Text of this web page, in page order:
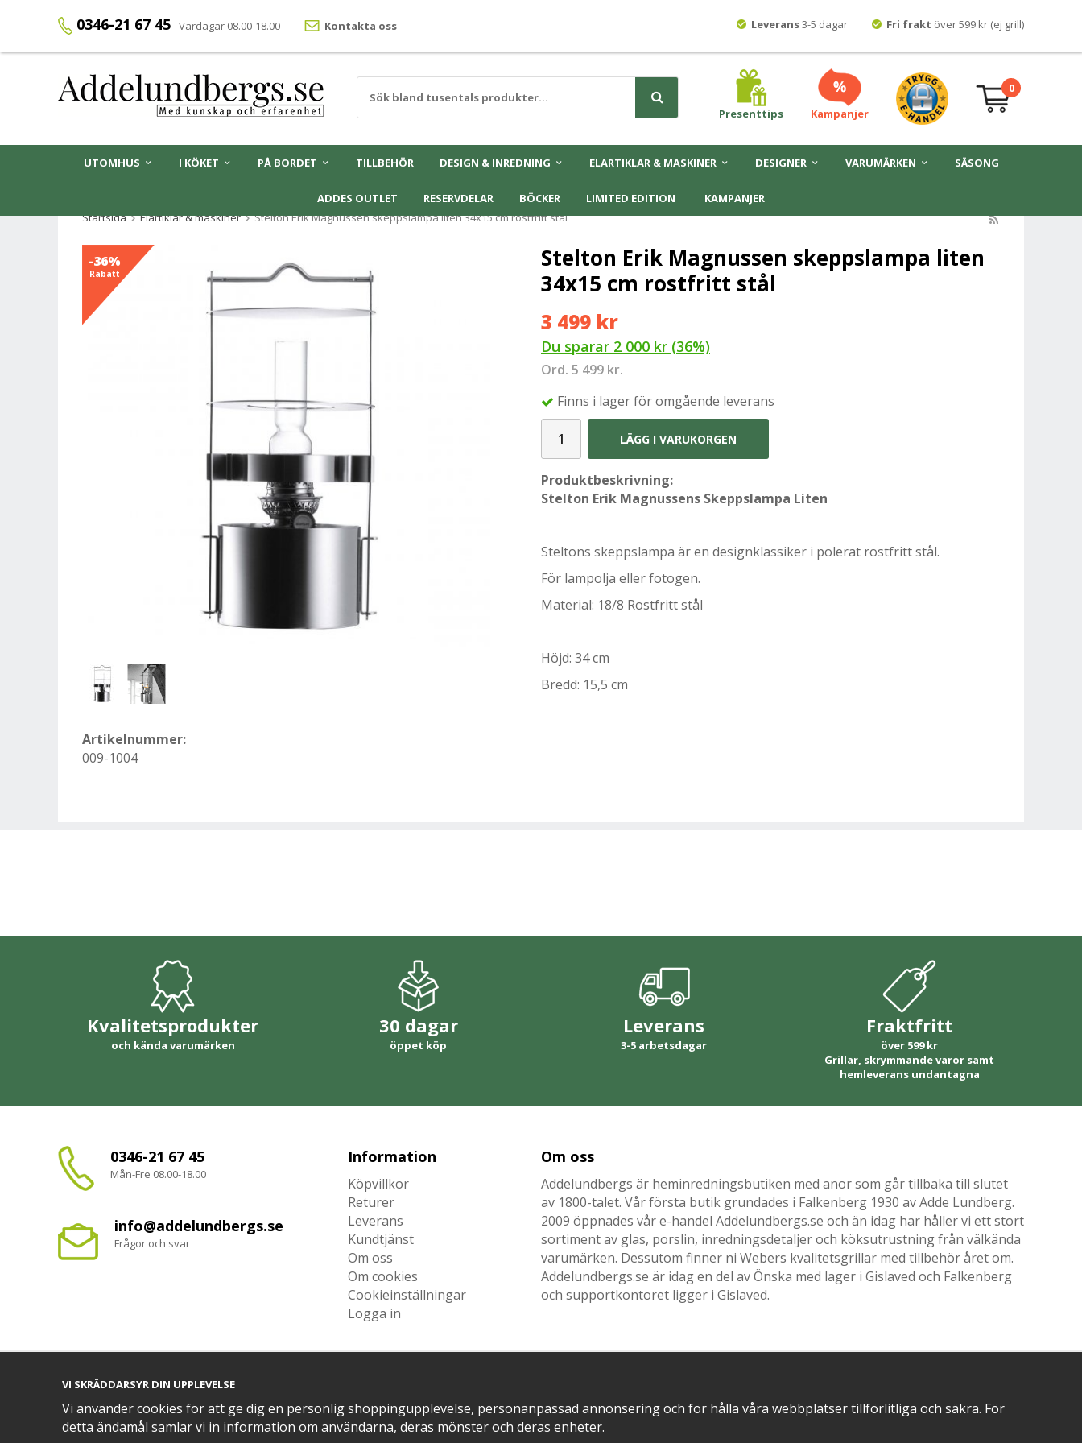
0346-21 67 45 Vardagar 08.00-18.00 Kontakta oss Leverans3-5 dagar Fri frakt över 599 kr (ej grill)
Presenttips Kampanjer
0
UTOMHUS I KÖKET PÅ BORDET TILLBEHÖR DESIGN & INREDNING ELARTIKLAR & MASKINER DESIGNER VARUMÄRKEN SÄSONG
ADDES OUTLET RESERVDELAR BÖCKER LIMITED EDITION
KAMPANJER
Startsida
Elartiklar & maskiner Stelton Erik Magnussen skeppslampa liten 34x15 cm rostfritt stål
-36%
Rabatt
Stelton Erik Magnussen skeppslampa liten
34x15 cm rostfritt stål
3 499 kr
Du sparar 2 000 kr (36%)
Ord.5 499 kr.
Finns i lager för omgående leverans
LÄGG I VARUKORGEN
Produktbeskrivning:
Stelton Erik Magnussens Skeppslampa Liten
Steltons skeppslampa är en designklassiker i polerat rostfritt stål.
För lampolja eller fotogen.
Material: 18/8 Rostfritt stål
Höjd: 34 cm
Bredd: 15,5 cm
Artikelnummer:
009-1004
Kvalitetsprodukter
och kända varumärken
30 dagar
öppet köp
Leverans
3-5 arbetsdagar
Fraktfritt
över 599 kr
Grillar, skrymmande varor samt
hemleverans undantagna
0346-21 67 45
Mån-Fre 08.00-18.00
info@addelundbergs.se
Frågor och svar
Information
Köpvillkor
Returer
Leverans
Kundtjänst
Om oss
Om cookies
Cookieinställningar
Logga in
Om oss
Addelundbergs är heminredningsbutiken med anor som går tillbaka till slutet
av 1800-talet. Vår första butik grundades i Falkenberg 1930 av Adde Lundberg.
2009 öppnades vår e-handel Addelundbergs.se och än idag har håller vi ett stort
sortiment av glas, porslin, inredningsdetaljer och köksutrustning från välkända
varumärken. Dessutom finner ni Webers kvalitetsgrillar med tillbehör året om.
Addelundbergs.se är idag en del av Önska med lager i Gislaved och Falkenberg
och supportkontoret ligger i Gislaved.
POSITIVA OMDÖMEN PÅ
VI SKRÄDDARSYR DIN UPPLEVELSE
Vi använder cookies för att ge dig en personlig shoppingupplevelse, personanpassad annonsering och för hålla våra webbplatser tillförlitliga och säkra. För
detta ändamål samlar vi in information om användarna, deras mönster och deras enheter.